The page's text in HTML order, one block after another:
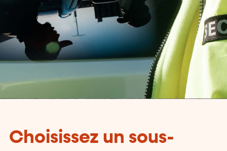
Choisissez un sous-